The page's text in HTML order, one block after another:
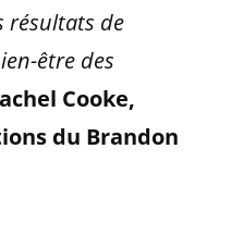
résultats de
être des
Cooke,
du Brandon